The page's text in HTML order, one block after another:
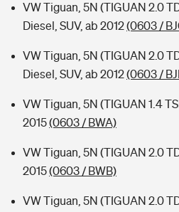
VW Tiguan, 5N (TIGUAN 2.0
Diesel, SUV, ab 2012(0603 /
VW Tiguan, 5N (TIGUAN 2.0
Diesel, SUV, ab 2012(0603 /
VW Tiguan, 5N (TIGUAN 1.4
2015(0603 / BWA)
VW Tiguan, 5N (TIGUAN 2.0
2015(0603 / BWB)
VW Tiguan, 5N (TIGUAN 2.0